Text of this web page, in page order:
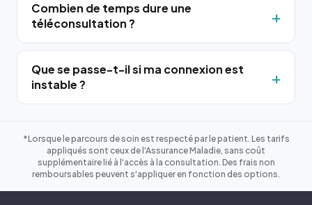
Combien de temps dure une
téléconsultation ?
Que se passe-t-il si ma connexion est
instable ?
*Lorsque le parcours de soin est respecté par le patient. Les tarifs
appliqués sont ceux de l'Assurance Maladie, sans coût
supplémentaire lié à l'accès à la consultation. Des frais non
remboursables peuvent s'appliquer en fonction des options.